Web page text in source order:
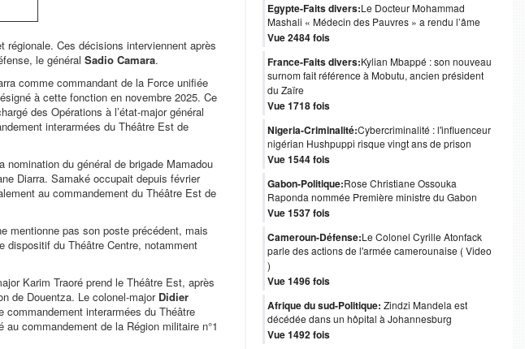
Ces décisions interviennent après
le général Sadio Camara.
comme commandant de la Force unifiée
à cette fonction en novembre 2025. Ce
des Opérations à l’état-major général
interarmées du Théâtre Est de
du général de brigade Mamadou
Diarra. Samaké occupait depuis février
au commandement du Théâtre Est de
mentionne pas son poste précédent, mais
dispositif du Théâtre Centre, notamment
Karim Traoré prend le Théâtre Est, après
de Douentza. Le colonel-major Didier
interarmées du Théâtre
commandement de la Région militaire n°1
Egypte-Faits divers:Le Docteur Mohammad
Mashali « Médecin des Pauvres » a rendu l’âme
Vue 2484 fois
France-Faits divers:Kylian Mbappé : son nouveau
surnom fait référence à Mobutu, ancien président
du Zaïre
Vue 1718 fois
Nigeria-Criminalité:Cybercriminalité : l'influenceur
nigérian Hushpuppi risque vingt ans de prison
Vue 1544 fois
Gabon-Politique:Rose Christiane Ossouka
Raponda nommée Première ministre du Gabon
Vue 1537 fois
Cameroun-Défense:Le Colonel Cyrille Atonfack
parle des actions de l'armée camerounaise ( Video
)
Vue 1496 fois
Afrique du sud-Politique: Zindzi Mandela est
décédée dans un hôpital à Johannesburg
Vue 1492 fois